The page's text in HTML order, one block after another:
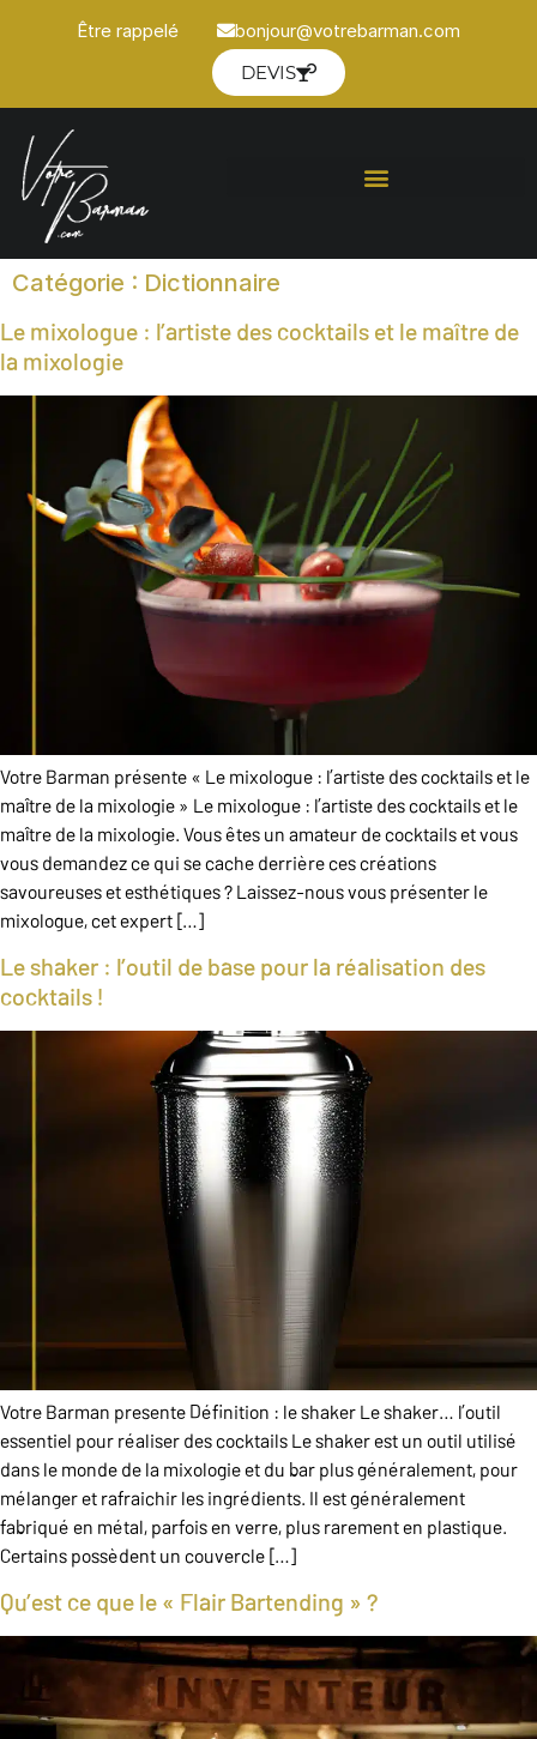
Être rappelé
bonjour@votrebarman.com
DEVIS
Catégorie : Dictionnaire
Le mixologue : l’artiste des cocktails et le maître de
la mixologie
Votre Barman présente « Le mixologue : l’artiste des cocktails et le
maître de la mixologie » Le mixologue : l’artiste des cocktails et le
maître de la mixologie. Vous êtes un amateur de cocktails et vous
vous demandez ce qui se cache derrière ces créations
savoureuses et esthétiques ? Laissez-nous vous présenter le
mixologue, cet expert […]
Le shaker : l’outil de base pour la réalisation des
cocktails !
Votre Barman presente Définition : le shaker Le shaker… l’outil
essentiel pour réaliser des cocktails Le shaker est un outil utilisé
dans le monde de la mixologie et du bar plus généralement, pour
mélanger et rafraichir les ingrédients. Il est généralement
fabriqué en métal, parfois en verre, plus rarement en plastique.
Certains possèdent un couvercle […]
Qu’est ce que le « Flair Bartending » ?